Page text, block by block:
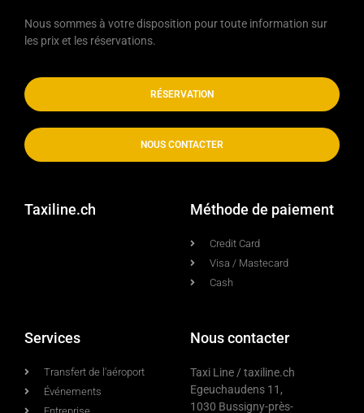
Nous sommes à votre disposition pour toute information sur
les prix et les réservations.
RÉSERVATION
NOUS CONTACTER
Taxiline.ch Méthode de paiement
Credit Card
Visa / Mastecard
Cash
Services
Transfert de l'aéroport
Événements
Nous contacter
Taxi Line / taxiline.ch
Egeuchaudens 11,
1030 Bussigny-près-